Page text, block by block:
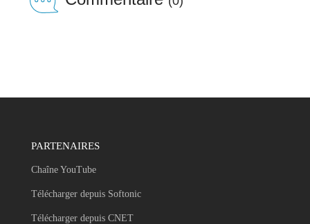
PARTENAIRES
Chaîne YouTube
Télécharger depuis Softonic
Télécharger depuis CNET